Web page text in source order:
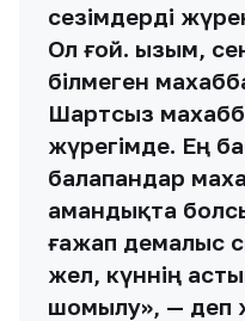
сезімдерді
Ол ғой. Қызым,
білмеген
Шартсыз
жүрегімде. Ең
балапандар
амандықта
ғажап демалыс
жел, күннің
шомылу», — деп